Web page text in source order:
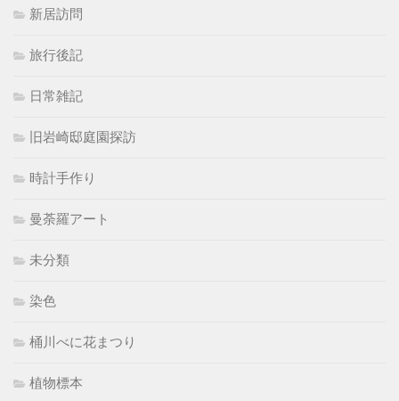
新居訪問
旅行後記
日常雑記
旧岩崎邸庭園探訪
時計手作り
曼荼羅アート
未分類
染色
桶川べに花まつり
植物標本